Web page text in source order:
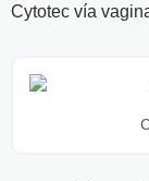
Cytotec vía